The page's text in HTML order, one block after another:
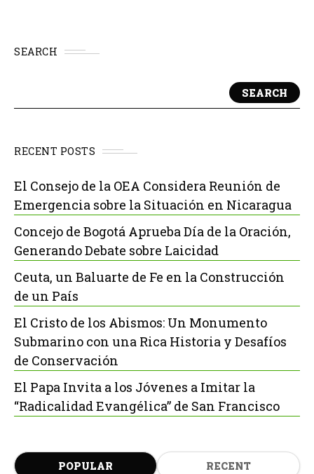
SEARCH
SEARCH
RECENT POSTS
El Consejo de la OEA Considera Reunión de
Emergencia sobre la Situación en Nicaragua
Concejo de Bogotá Aprueba Día de la Oración,
Generando Debate sobre Laicidad
Ceuta, un Baluarte de Fe en la Construcción
de un País
El Cristo de los Abismos: Un Monumento
Submarino con una Rica Historia y Desafíos
de Conservación
El Papa Invita a los Jóvenes a Imitar la
“Radicalidad Evangélica” de San Francisco
POPULAR RECENT